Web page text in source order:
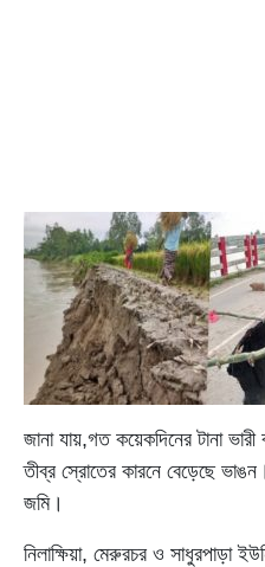
জানা যায়,গত কয়েকদিনের টানা
তীব্র স্রোতের কারনে বেড়েছে
জমি।
নিলাক্ষিয়া, মেরুরচর ও সাধুরপাড়া